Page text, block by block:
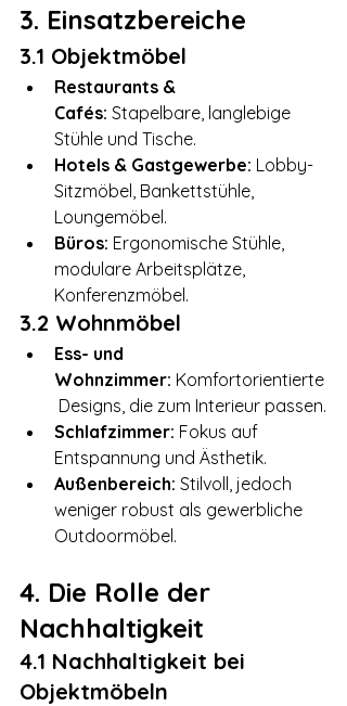
3. Einsatzbereiche
3.1 Objektmöbel
Restaurants &
Cafés: Stapelbare, langlebige
Stühle und Tische.
Hotels & Gastgewerbe: Lobby-
Sitzmöbel, Bankettstühle,
Loungemöbel.
Büros: Ergonomische Stühle,
modulare Arbeitsplätze,
Konferenzmöbel.
3.2 Wohnmöbel
Ess- und
Wohnzimmer: Komfortorientierte
Designs, die zum Interieur passen.
Schlafzimmer: Fokus auf
Entspannung und Ästhetik.
Außenbereich: Stilvoll, jedoch
weniger robust als gewerbliche
Outdoormöbel.
4. Die Rolle der
Nachhaltigkeit
4.1 Nachhaltigkeit bei
Objektmöbeln